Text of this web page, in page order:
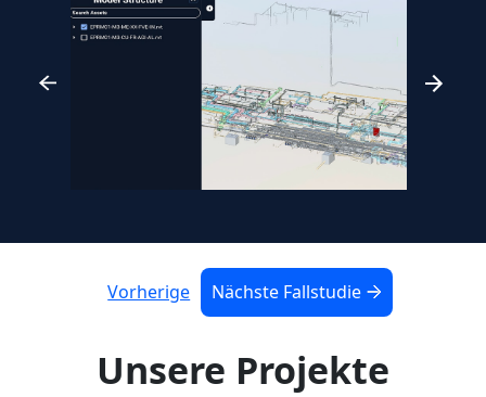
Vorherige Nächste Fallstudie
Unsere Projekte